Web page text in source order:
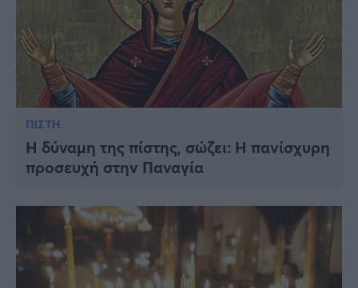
ΠΙΣΤΗ
Η δύναμη της πίστης, σώζει: Η πανίσχυρη
προσευχή στην Παναγία